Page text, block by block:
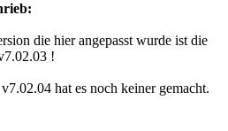
die hier angepasst wurde ist die
!
hat es noch keiner gemacht.